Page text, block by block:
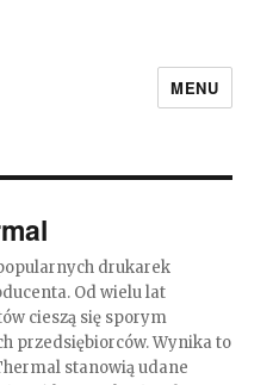
MENU
drukarek
Od wielu lat
cieszą się sporym
przedsiębiorców. Wynika to
stanowią udane